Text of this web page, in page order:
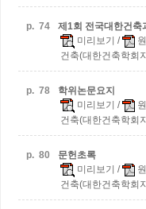
p. 74
제1회 전국대한건축
미리보기 /
건축(대한건축학회
p. 78
학위논문요지
미리보기 /
건축(대한건축학회
p. 80
문헌초록
미리보기 /
건축(대한건축학회